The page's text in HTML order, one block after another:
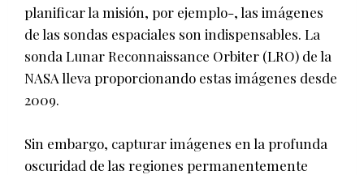
planificar la misión, por ejemplo-, las imágenes
de las sondas espaciales son indispensables. La
sonda Lunar Reconnaissance Orbiter (LRO) de la
NASA lleva proporcionando estas imágenes desde
2009.
Sin embargo, capturar imágenes en la profunda
oscuridad de las regiones permanentemente